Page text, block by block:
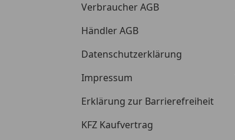
Verbraucher AGB
Händler AGB
Datenschutzerklärung
Impressum
Erklärung zur Barrierefreiheit
KFZ Kaufvertrag